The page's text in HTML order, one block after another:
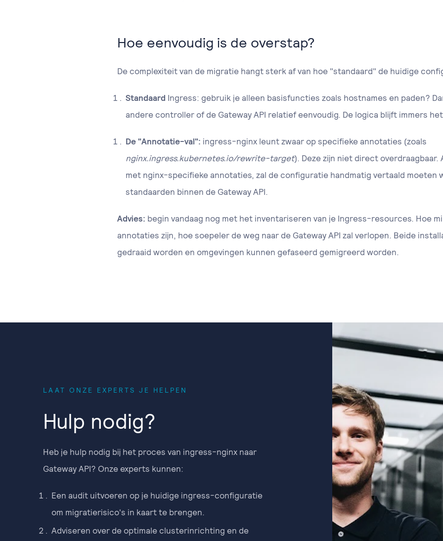
Hoe eenvoudig is de overstap?
De complexiteit van de migratie hangt sterk af van hoe "standaard" de huidige
Standaard Ingress: gebruik je alleen basisfuncties zoals hostnames en paden?
andere controller of de Gateway API relatief eenvoudig. De logica blijft immers
De "Annotatie-val": ingress-nginx leunt zwaar op specifieke annotaties (zoals
nginx.ingress.kubernetes.io/rewrite-target). Deze zijn niet direct overdraagbaar.
met nginx-specifieke annotaties, zal de configuratie handmatig vertaald moeten
standaarden binnen de Gateway API.
Advies: begin vandaag nog met het inventariseren van je Ingress-resources. Hoe
annotaties zijn, hoe soepeler de weg naar de Gateway API zal verlopen. Beide
gedraaid worden en omgevingen kunnen gefaseerd gemigreerd worden.
LAAT ONZE EXPERTS JE HELPEN
Hulp nodig?
Heb je hulp nodig bij het proces van ingress-nginx naar
Gateway API? Onze experts kunnen:
Een audit uitvoeren op je huidige ingress-configuratie
om migratierisico's in kaart te brengen.
Adviseren over de optimale clusterinrichting en de